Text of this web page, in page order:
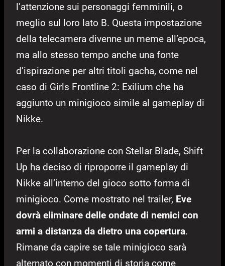
l’attenzione sui personaggi femminili, o
meglio sul loro lato B. Questa impostazione
della telecamera divenne un meme all’epoca,
ma allo stesso tempo anche una fonte
d’ispirazione per altri titoli gacha, come nel
caso di Girls Frontline 2: Exilium che ha
aggiunto un minigioco simile al gameplay di
Nikke.
Per la collaborazione con Stellar Blade, Shift
Up ha deciso di riproporre il gameplay di
Nikke all’interno del gioco sotto forma di
minigioco. Come mostrato nel trailer, Eve
dovrà eliminare delle ondate di nemici con
armi a distanza da dietro una copertura.
Rimane da capire se tale minigioco sarà
alternato con momenti di storia come